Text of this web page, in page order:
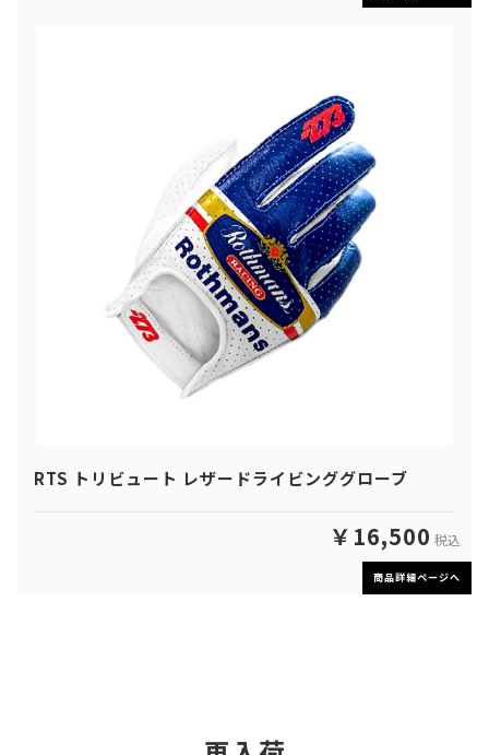
RTS トリビュート レザードライビンググローブ
￥16,500 税込
商品詳細ページへ